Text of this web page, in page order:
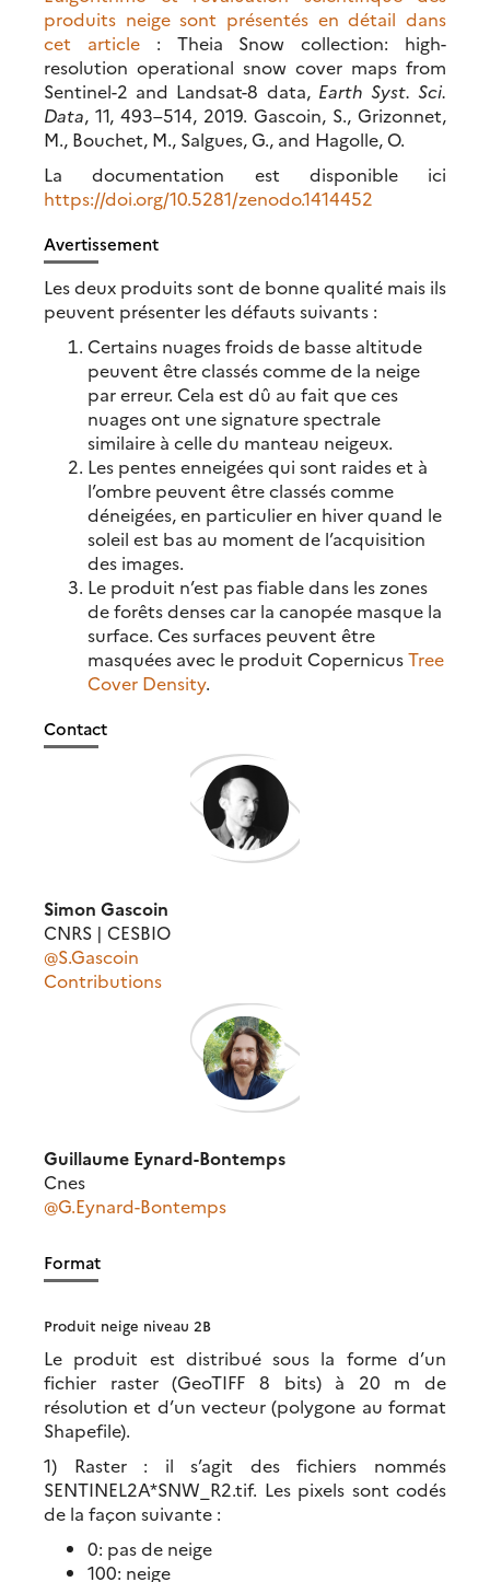
produits neige sont présentés en détail dans
cet article: Theia Snow collection: high-
resolution operational snow cover maps from
Sentinel-2 and Landsat-8 data, Earth Syst. Sci.
Data, 11, 493–514, 2019. Gascoin, S., Grizonnet,
M., Bouchet, M., Salgues, G., and Hagolle, O.
La documentation est disponible ici
https://doi.org/10.5281/zenodo.1414452
Avertissement
Les deux produits sont de bonne qualité mais ils
peuvent présenter les défauts suivants :
Certains nuages froids de basse altitude
peuvent être classés comme de la neige
par erreur. Cela est dû au fait que ces
nuages ont une signature spectrale
similaire à celle du manteau neigeux.
Les pentes enneigées qui sont raides et à
l’ombre peuvent être classés comme
déneigées, en particulier en hiver quand le
soleil est bas au moment de l’acquisition
des images.
Le produit n’est pas fiable dans les zones
de forêts denses car la canopée masque la
surface. Ces surfaces peuvent être
masquées avec le produit CopernicusTree
Cover Density.
Contact
Simon Gascoin
CNRS | CESBIO
@S.Gascoin
Contributions
Guillaume Eynard-Bontemps
Cnes
@G.Eynard-Bontemps
Format
Produit neige niveau 2B
Le produit est distribué sous la forme d’un
fichier raster (GeoTIFF 8 bits) à 20 m de
résolution et d’un vecteur (polygone au format
Shapefile).
1) Raster : il s’agit des fichiers nommés
SENTINEL2A*SNW_R2.tif. Les pixels sont codés
de la façon suivante :
0: pas de neige
100: neige